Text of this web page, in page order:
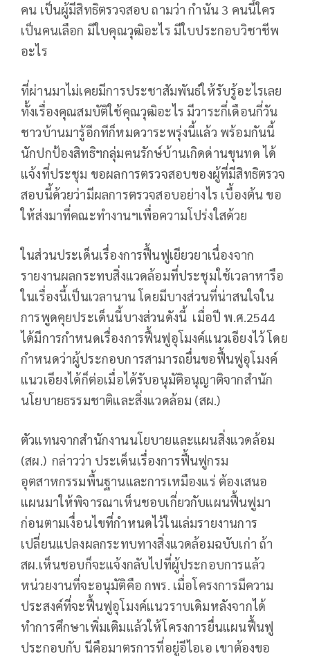
คน เป็นผู้มีสิทธิตรวจสอบ ถามว่า กำนัน 3 คนนี้ใคร
เป็นคนเลือก มีใบคุณวุฒิอะไร มีใบประกอบวิชาชีพ
อะไร
ที่ผ่านมาไม่เคยมีการประชาสัมพันธ์ให้รับรู้อะไรเลย
ทั้งเรื่องคุณสมบัติใช้คุณวุฒิอะไร มีวาระกี่เดือนกี่วัน
ชาวบ้านมารู้อีกทีก็หมดวาระพรุ่งนี้แล้ว พร้อมกันนี้
นักปกป้องสิทธิฯกลุ่มฅนรักษ์บ้านเกิดด่านขุนทด ได้
แจ้งที่ประชุม ขอผลการตรวจสอบของผู้ที่มีสิทธิตรวจ
สอบนี้ด้วยว่ามีผลการตรวจสอบอย่างไร เบื้องต้น ขอ
ให้ส่งมาที่คณะทำงานฯเพื่อความโปร่งใสด้วย
ในส่วนประเด็นเรื่องการฟื้นฟูเยียวยาเนื่องจาก
รายงานผลกระทบสิ่งแวดล้อมที่ประชุมใช้เวลาหารือ
ในเรื่องนี้เป็นเวลานาน โดยมีบางส่วนที่น่าสนใจใน
การพูดคุยประเด็นนี้บางส่วนดังนี้ เมื่อปี พ.ศ.2544
ได้มีการกำหนดเรื่องการฟื้นฟูอุโมงค์แนวเอียงไว้ โดย
กำหนดว่าผู้ประกอบการสามารถยื่นขอฟื้นฟูอุโมงค์
แนวเอียงได้ก็ต่อเมื่อได้รับอนุมัติอนุญาติจากสำนัก
นโยบายธรรมชาติและสิ่งแวดล้อม (สผ.)
ตัวแทนจากสำนักงานนโยบายและแผนสิ่งแวดล้อม
(สผ.) กล่าวว่า ประเด็นเรื่องการฟื้นฟูกรม
อุตสาหกรรมพื้นฐานและการเหมืองแร่ ต้องเสนอ
แผนมาให้พิจารณาเห็นชอบเกี่ยวกับแผนฟื้นฟูมา
ก่อนตามเงื่อนไขที่กำหนดไว้ในเล่มรายงานการ
เปลี่ยนแปลงผลกระทบทางสิ่งแวดล้อมฉบับเก่า ถ้า
สผ.เห็นชอบก็จะแจ้งกลับไปที่ผู้ประกอบการแล้ว
หน่วยงานที่จะอนุมัติคือ กพร. เมื่อโครงการมีความ
ประสงค์ที่จะฟื้นฟูอุโมงค์แนวราบเดิมหลังจากได้
ทำการศึกษาเพิ่มเติมแล้วให้โครงการยื่นแผนฟื้นฟู
ประกอบกับ นีคือมาตรการที่อยู่อีไอเอ เขาต้องขอ